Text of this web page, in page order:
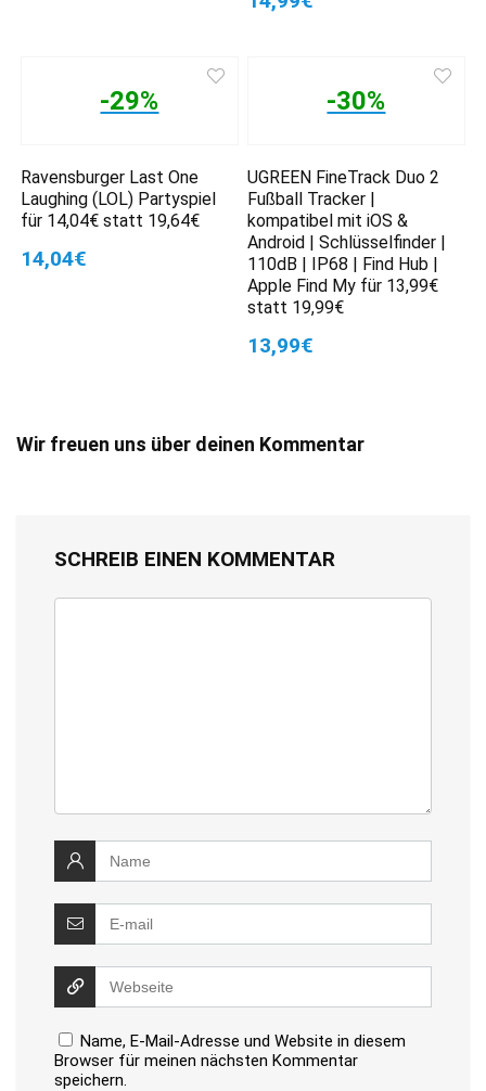
-29%
Ravensburger Last One
Laughing (LOL) Partyspiel
für 14,04€ statt 19,64€
14,04€
-30%
UGREEN FineTrack Duo 2
Fußball Tracker |
kompatibel mit iOS &
Android | Schlüsselfinder |
110dB | IP68 | Find Hub |
Apple Find My für 13,99€
statt 19,99€
13,99€
Wir freuen uns über deinen Kommentar
SCHREIB EINEN KOMMENTAR
Name, E-Mail-Adresse und Website in diesem
Browser für meinen nächsten Kommentar
speichern.